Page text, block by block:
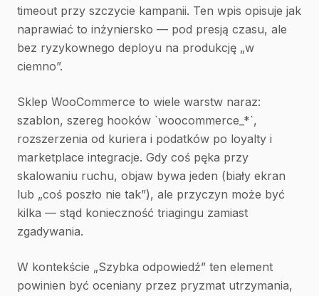
timeout przy szczycie kampanii. Ten wpis opisuje jak
naprawiać to inżyniersko — pod presją czasu, ale
bez ryzykownego deployu na produkcję „w
ciemno”.
Sklep WooCommerce to wiele warstw naraz:
szablon, szereg hooków `woocommerce_*`,
rozszerzenia od kuriera i podatków po loyalty i
marketplace integracje. Gdy coś pęka przy
skalowaniu ruchu, objaw bywa jeden (biały ekran
lub „coś poszło nie tak”), ale przyczyn może być
kilka — stąd konieczność triagingu zamiast
zgadywania.
W kontekście „Szybka odpowiedź” ten element
powinien być oceniany przez pryzmat utrzymania,